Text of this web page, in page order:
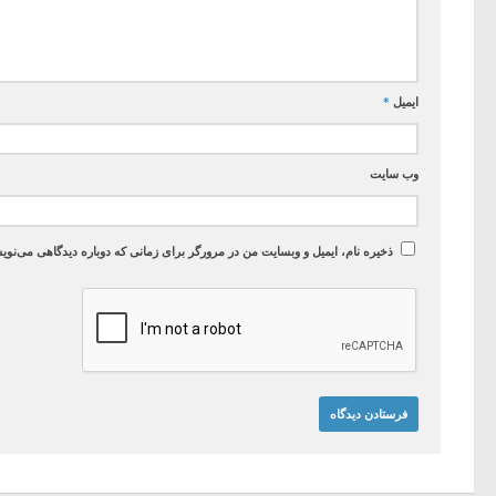
ایمیل *
وب‌ سایت
ذخیره نام، ایمیل و وبسایت من در مرورگر برای زمانی که دوباره دیدگاهی